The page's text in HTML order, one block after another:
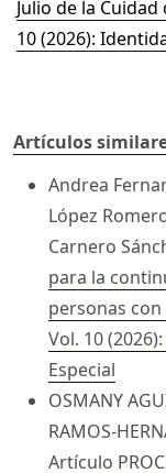
Julio de la
10 (2026):
Artículos
Andrea
López
Carnero
para la
personas
Vol. 10
Especial
OSMANY
RAMOS-
Artículo